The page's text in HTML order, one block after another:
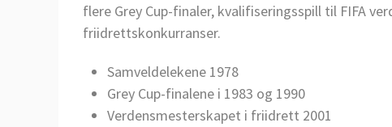
flere Grey Cup-finaler, kvalifiseringsspill til FIFA
friidrettskonkurranser.
Samveldelekene 1978
Grey Cup-finalene i 1983 og 1990
Verdensmesterskapet i friidrett 2001